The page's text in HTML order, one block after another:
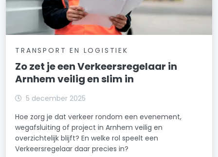
TRANSPORT EN LOGISTIEK
Zo zet je een Verkeersregelaar in
Arnhem veilig en slim in
5 december 2025
Hoe zorg je dat verkeer rondom een evenement,
wegafsluiting of project in Arnhem veilig en
overzichtelijk blijft? En welke rol speelt een
Verkeersregelaar daar precies in?